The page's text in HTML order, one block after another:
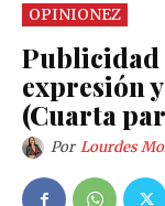
OPINIONEZ
expresión
(Cuarta
Por Lourdes